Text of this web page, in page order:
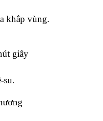
khắp vùng.
giây
su.